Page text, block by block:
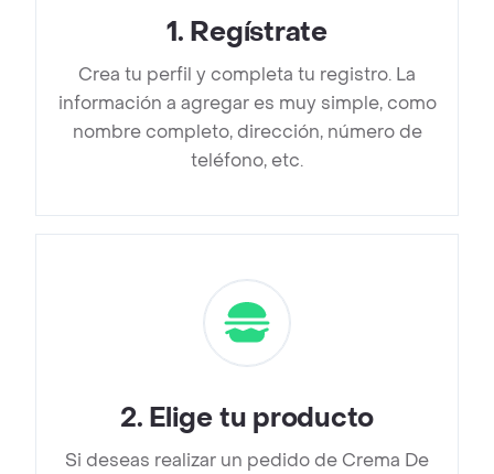
1. Regístrate
Crea tu perfil y completa tu registro. La
información a agregar es muy simple, como
nombre completo, dirección, número de
teléfono, etc.
2. Elige tu producto
Si deseas realizar un pedido de Crema De